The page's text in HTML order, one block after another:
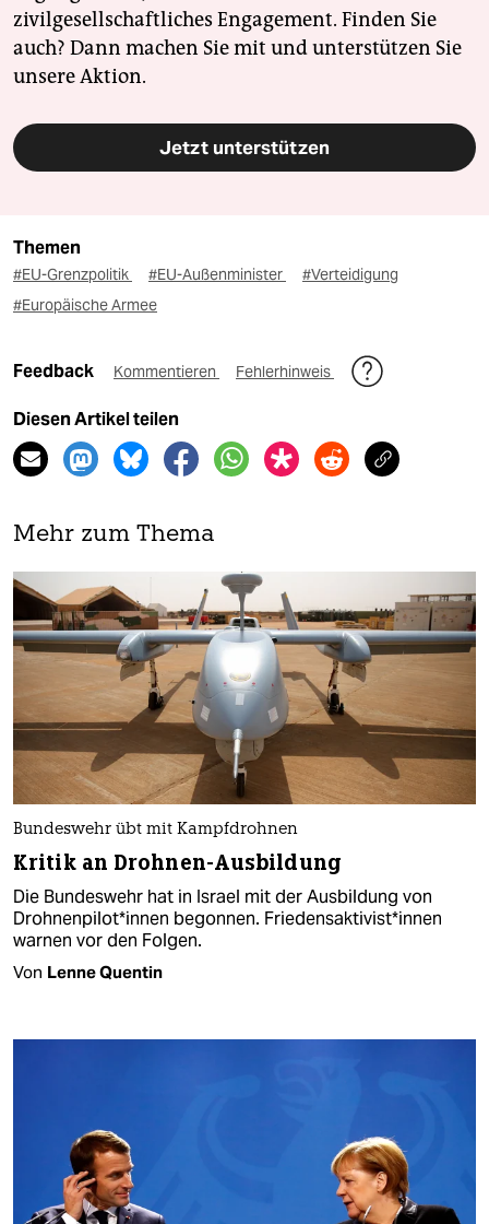
zivilgesellschaftliches Engagement. Finden Sie
auch? Dann machen Sie mit und unterstützen Sie
unsere Aktion.
Jetzt unterstützen
Themen
#EU-Grenzpolitik #EU-Außenminister
#Verteidigung
#Europäische Armee
Feedback Kommentieren Fehlerhinweis
Diesen Artikel teilen
Mehr zum Thema
Bundeswehr übt mit Kampfdrohnen
Kritik an Drohnen-Ausbildung
Die Bundeswehr hat in Israel mit der Ausbildung von
Drohnenpilot*innen begonnen. Friedensaktivist*innen
warnen vor den Folgen.
Von Lenne Quentin